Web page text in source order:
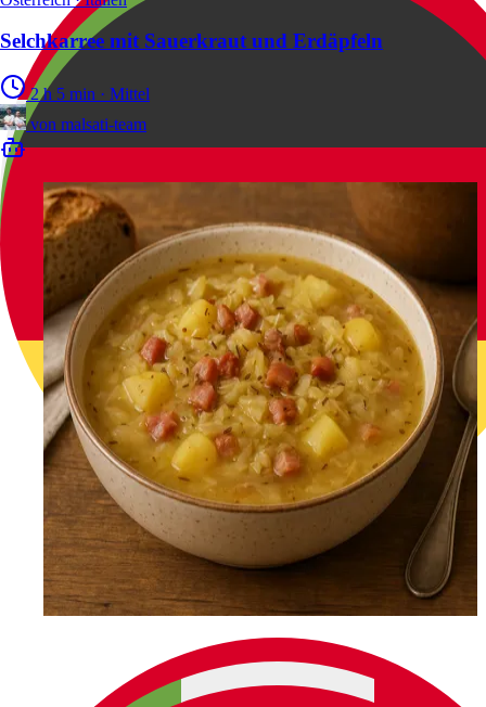
Selchkarree mit Sauerkraut und Erdäpfeln
2 h 5 min · Mittel
von malsati-team